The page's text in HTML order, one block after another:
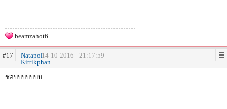
beamzahot6
#17
Natapol
Kittikphan
14-10-2016 - 21:17:59
ชอบบบบบบบ